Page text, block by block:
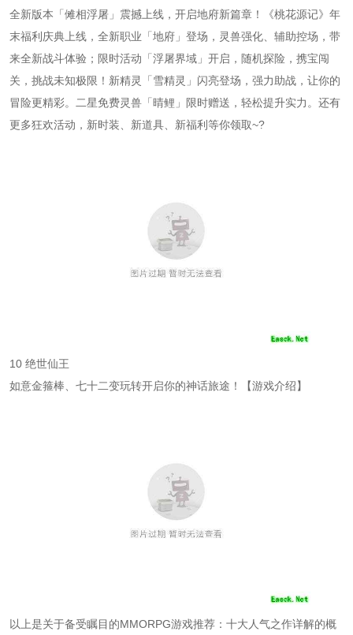
全新版本「傩相浮屠」震撼上线，开启地府新篇章！《桃花源记》年
末福利庆典上线，全新职业「地府」登场，灵兽强化、辅助控场，带
来全新战斗体验；限时活动「浮屠界域」开启，随机探险，携宝闯
关，挑战未知极限！新精灵「雪精灵」闪亮登场，强力助战，让你的
冒险更精彩。二星免费灵兽「晴鲤」限时赠送，轻松提升实力。还有
更多狂欢活动，新时装、新道具、新福利等你领取~?
10 绝世仙王
如意金箍棒、七十二变玩转开启你的神话旅途！【游戏介绍】
以上是关于备受瞩目的MMORPG游戏推荐：十大人气之作详解的概